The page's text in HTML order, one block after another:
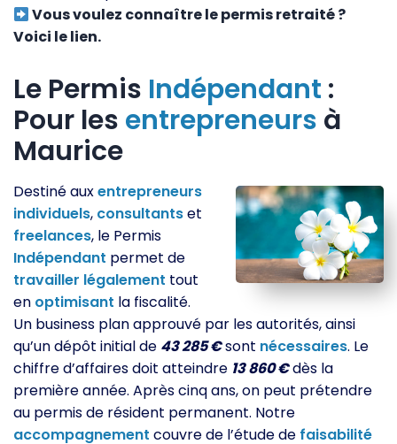
Vous voulez connaître le permis retraité ?
Voici le lien.
Le Permis Indépendant :
Pour les entrepreneurs à
Maurice
Destiné auxentrepreneurs
individuels, consultantset
freelances, le Permis
Indépendant permet de
travailler légalement tout
en optimisant la fiscalité.
Un business plan approuvé par les autorités, ainsi
qu’un dépôt initial de 43 285 €sont nécessaires. Le
chiffre d’affaires doit atteindre 13 860 €dès la
première année. Après cinq ans, on peut prétendre
au permis de résident permanent. Notre
accompagnement couvre de l’étude de faisabilité